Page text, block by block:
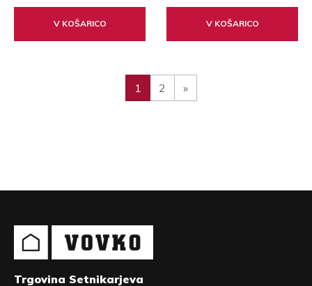
V KOŠARICO V KOŠARICO
1 2 »
Trgovina Setnikarjeva